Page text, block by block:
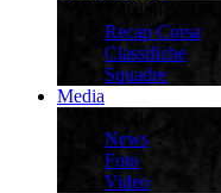
Recap Corsa
Classifiche
Squadre
Media
News
Foto
Video